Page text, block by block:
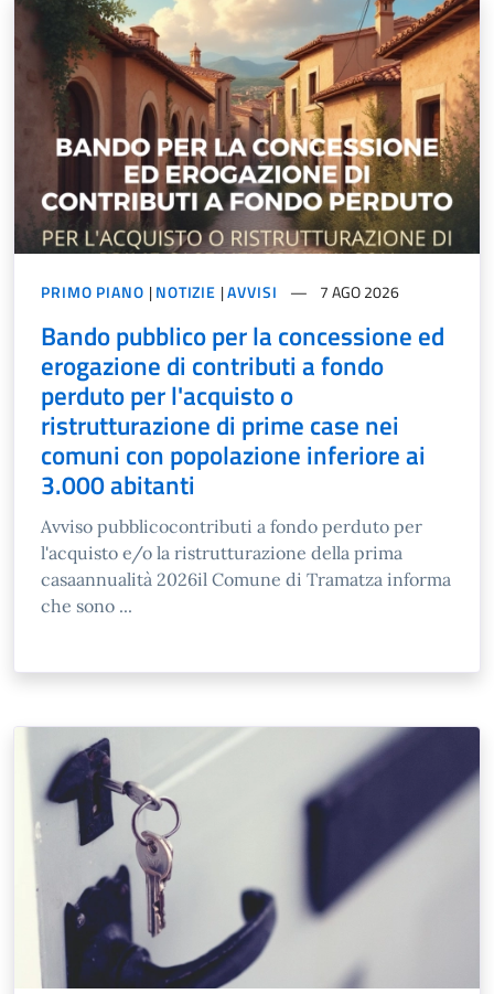
PRIMO PIANO |NOTIZIE |AVVISI 7 AGO 2026
Bando pubblico per la concessione ed
erogazione di contributi a fondo
perduto per l'acquisto o
ristrutturazione di prime case nei
comuni con popolazione inferiore ai
3.000 abitanti
Avviso pubblicocontributi a fondo perduto per
l'acquisto e/o la ristrutturazione della prima
casaannualità 2026il Comune di Tramatza informa
che sono ...